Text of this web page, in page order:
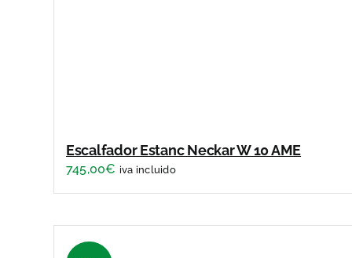
Escalfador Estanc Neckar W 10 AME
745,00€ iva incluido